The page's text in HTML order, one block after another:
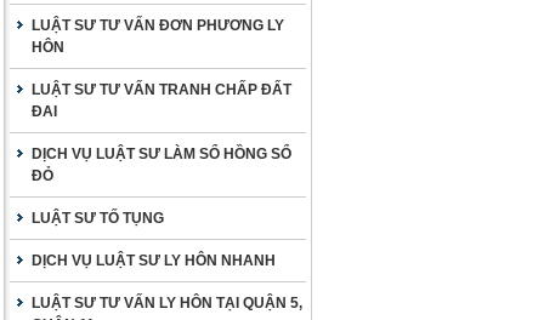
LUẬT SƯ TƯ VẤN ĐƠN PHƯƠNG LY
HÔN
LUẬT SƯ TƯ VẤN TRANH CHẤP ĐẤT
ĐAI
DỊCH VỤ LUẬT SƯ LÀM SỔ HỒNG SỔ
ĐỎ
LUẬT SƯ TỐ TỤNG
DỊCH VỤ LUẬT SƯ LY HÔN NHANH
LUẬT SƯ TƯ VẤN LY HÔN TẠI QUẬN 5,